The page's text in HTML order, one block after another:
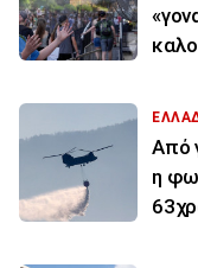
Από
η